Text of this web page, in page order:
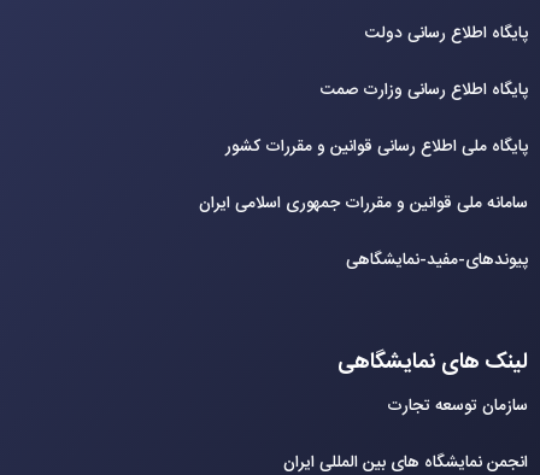
پایگاه اطلاع رسانی دولت
پایگاه اطلاع رسانی وزارت صمت
پایگاه ملی اطلاع رسانی قوانین و مقررات کشور
سامانه ملی قوانین و مقررات جمهوری اسلامی ایران
پیوندهای-مفید-نمایشگاهی
لینک های نمایشگاهی
سازمان توسعه تجارت
انجمن نمایشگاه های بین المللی ایران